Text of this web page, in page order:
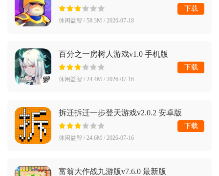
休闲益智 / 58.3M / 2026-07-18
下载
百分之一房树人游戏v1.0 手机版
休闲益智 / 24.4M / 2026-07-16
下载
拆迁拆迁一步登天游戏v2.0.2 安卓版
休闲益智 / 24.6M / 2026-07-16
下载
富翁大作战九游版v7.6.0 最新版